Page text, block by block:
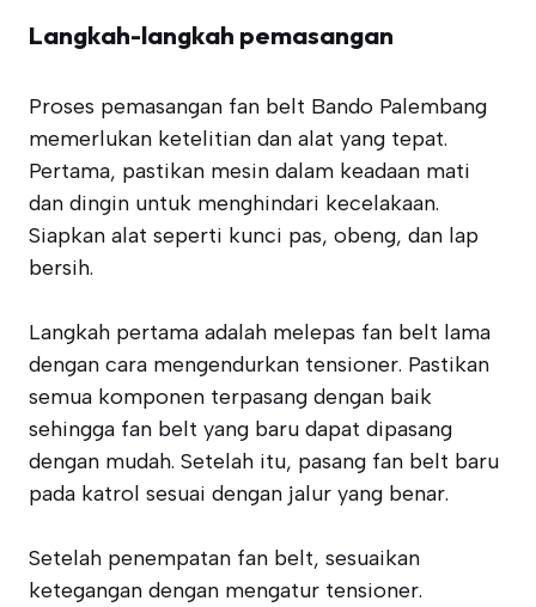
Langkah-langkah pemasangan
Proses pemasangan fan belt Bando Palembang
memerlukan ketelitian dan alat yang tepat.
Pertama, pastikan mesin dalam keadaan mati
dan dingin untuk menghindari kecelakaan.
Siapkan alat seperti kunci pas, obeng, dan lap
bersih.
Langkah pertama adalah melepas fan belt lama
dengan cara mengendurkan tensioner. Pastikan
semua komponen terpasang dengan baik
sehingga fan belt yang baru dapat dipasang
dengan mudah. Setelah itu, pasang fan belt baru
pada katrol sesuai dengan jalur yang benar.
Setelah penempatan fan belt, sesuaikan
ketegangan dengan mengatur tensioner.